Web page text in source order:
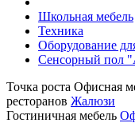
Школьная мебель
Техника
Оборудование
Сенсорный пол
Точка роста Офисная
ресторанов Жалюзи
Гостиничная мебель